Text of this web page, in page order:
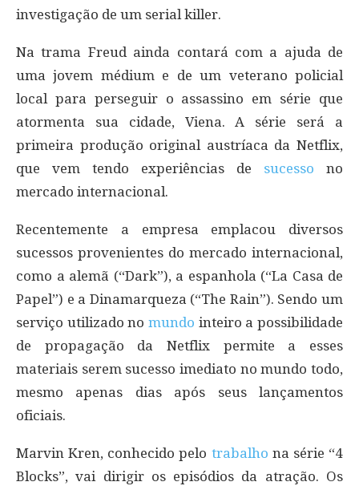
investigação de um serial killer.
Na trama Freud ainda contará com a ajuda de
uma jovem médium e de um veterano policial
local para perseguir o assassino em série que
atormenta sua cidade, Viena. A série será a
primeira produção original austríaca da Netflix,
que vem tendo experiências de sucesso no
mercado internacional.
Recentemente a empresa emplacou diversos
sucessos provenientes do mercado internacional,
como a alemã (“Dark”), a espanhola (“La Casa de
Papel”) e a Dinamarqueza (“The Rain”). Sendo um
serviço utilizado no mundo inteiro a possibilidade
de propagação da Netflix permite a esses
materiais serem sucesso imediato no mundo todo,
mesmo apenas dias após seus lançamentos
oficiais.
Marvin Kren, conhecido pelo trabalho na série “4
Blocks”, vai dirigir os episódios da atração. Os